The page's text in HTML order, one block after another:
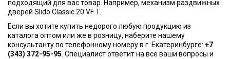
подходящий для вас товар. Например, механизм раздвижных
дверей Slido Classic 20 VF T.
Если вы хотите купить недорого любую продукцию из
каталога оптом или же в розницу, наберите нашему
консультанту по телефонному номеру в г. Екатеринбурге: +7
(343) 372-95-95 . Специалист ответит на все ваши вопросы и